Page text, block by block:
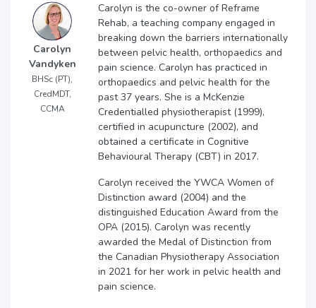
Carolyn
Vandyken
BHSc (PT),
CredMDT,
CCMA
Carolyn is the co-owner of Reframe
Rehab, a teaching company engaged in
breaking down the barriers internationally
between pelvic health, orthopaedics and
pain science. Carolyn has practiced in
orthopaedics and pelvic health for the
past 37 years. She is a McKenzie
Credentialled physiotherapist (1999),
certified in acupuncture (2002), and
obtained a certificate in Cognitive
Behavioural Therapy (CBT) in 2017.
Carolyn received the YWCA Women of
Distinction award (2004) and the
distinguished Education Award from the
OPA (2015). Carolyn was recently
awarded the Medal of Distinction from
the Canadian Physiotherapy Association
in 2021 for her work in pelvic health and
pain science.